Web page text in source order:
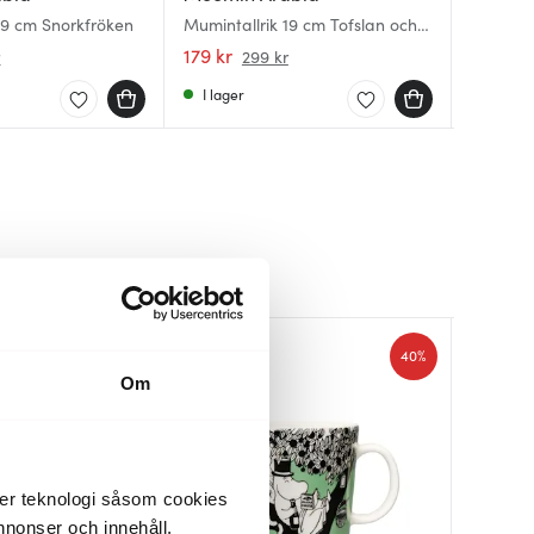
Om
teknologi såsom cookies
och innehåll,
cm Snorkfröken
Mumintallrik 19 cm Tofslan och
Vifslan Röd Rubin
179 kr 299 kr
I lager
40%